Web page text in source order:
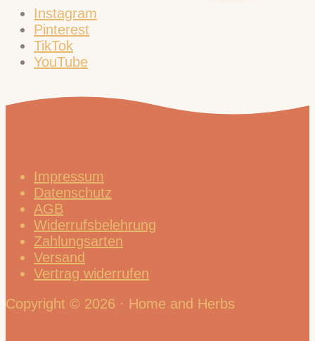
Instagram
Pinterest
TikTok
YouTube
Impressum
Datenschutz
AGB
Widerrufsbelehrung
Zahlungsarten
Versand
Vertrag widerrufen
Copyright © 2026 · Home and Herbs